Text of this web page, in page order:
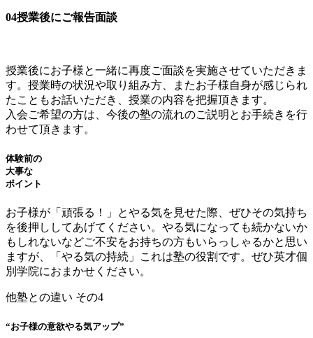
04授業後にご報告面談
授業後にお子様と一緒に再度ご面談を実施させていただきま
す。授業時の状況や取り組み方、またお子様自身が感じられ
たこともお話いただき、授業の内容を把握頂きます。
入会ご希望の方は、今後の塾の流れのご説明とお手続きを行
わせて頂きます。
体験前の
大事な
ポイント
お子様が「頑張る！」とやる気を見せた際、ぜひその気持ち
を後押ししてあげてください。やる気になっても続かないか
もしれないなどご不安をお持ちの方もいらっしゃるかと思い
ますが、「やる気の持続」これは塾の役割です。ぜひ英才個
別学院におまかせください。
他塾との違い その4
“お子様の意欲やる気アップ”